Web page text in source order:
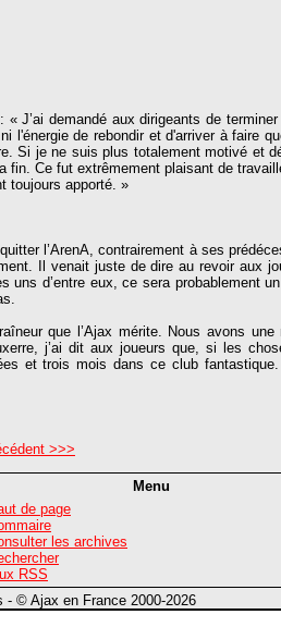
J’ai demandé aux dirigeants de
de rebondir et d'arriver à faire
Si je ne suis plus totalement motivé et
Ce fut extrêmement plaisant de
toujours apporté. »
l’ArenA, contrairement à ses
Il venait juste de dire au revoir aux
d’entre eux, ce sera probablement
que l’Ajax mérite. Nous avons
j’ai dit aux joueurs que, si les
et trois mois dans ce club
>>>
Menu
de page
les archives
RSS
- © Ajax en France 2000-2026